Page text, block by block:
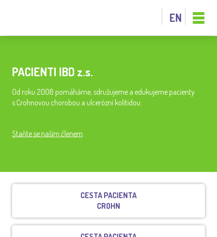
EN
PACIENTI IBD z.s.
Od roku 2008 pomáháme, sdružujeme a edukujeme pacienty
s Crohnovou chorobou a ulcerózní kolitidou.
Staňte se naším členem
CESTA PACIENTA
CROHN